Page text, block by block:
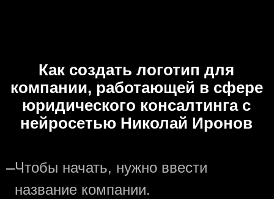
Как создать логотип для
компании, работающей в сфере
юридического консалтинга с
нейросетью Николай Иронов
—Чтобы начать, нужно ввести
название компании.